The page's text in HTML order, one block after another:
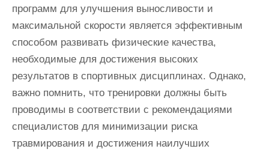
программ для улучшения выносливости и
максимальной скорости является эффективным
способом развивать физические качества,
необходимые для достижения высоких
результатов в спортивных дисциплинах. Однако,
важно помнить, что тренировки должны быть
проводимы в соответствии с рекомендациями
специалистов для минимизации риска
травмирования и достижения наилучших